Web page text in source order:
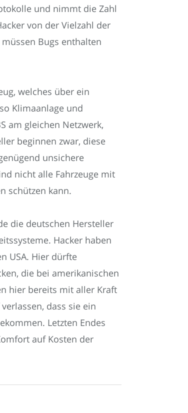
und nimmt die Zahl
von der Vielzahl der
Bugs enthalten
welches über ein
Klimaanlage und
am gleichen Netzwerk,
beginnen zwar, diese
unsichere
nicht alle Fahrzeuge mit
schützen kann.
die deutschen Hersteller
Hacker haben
USA. Hier dürfte
die bei amerikanischen
hier bereits mit aller Kraft
dass sie ein
Letzten Endes
auf Kosten der